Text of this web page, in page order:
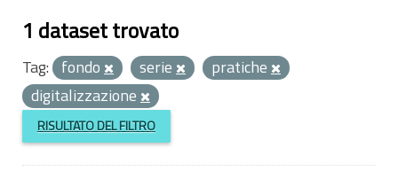
1 dataset trovato
Tag: fondo serie
pratiche
digitalizzazione
RISULTATO DEL FILTRO